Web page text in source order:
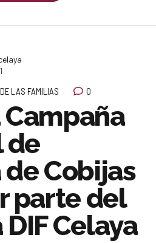
LAS FAMILIAS 0
de
Cobijas
parte del
Celaya